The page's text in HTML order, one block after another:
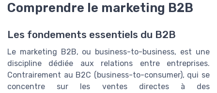
Comprendre le marketing B2B
Les fondements essentiels du B2B
Le marketing B2B, ou business-to-business, est une
discipline dédiée aux relations entre entreprises.
Contrairement au B2C (business-to-consumer), qui se
concentre sur les ventes directes à des